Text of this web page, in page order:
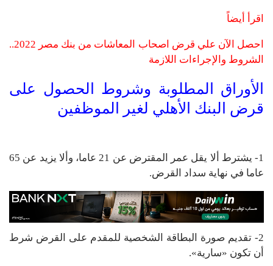
اقرأ أيضاً
احصل الآن علي قرض اصحاب المعاشات من بنك مصر 2022..
الشروط والإجراءات اللازمة
الأوراق المطلوبة وشروط الحصول على
قرض البنك الأهلي لغير الموظفين
1- يشترط ألا يقل عمر المقترض عن 21 عاما، وألا يزيد عن 65
عاما في نهاية سداد القرض.
2- تقديم صورة البطاقة الشخصية للمقدم على القرض شرط
أن تكون «سارية».